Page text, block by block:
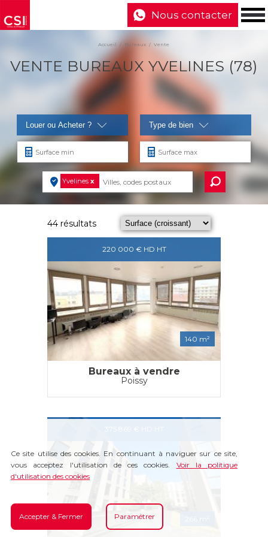
Nous contacter
Accueil Bureaux Vente
VENTE BUREAUX YVELINES (78)
Louer ou Acheter ? Type de bien
Yvelinesx
44 résultats
220 000 € HD HT
140 m²
Bureaux à vendre
Poissy
375 869 € HD HT
Ce site utilise des cookies. En continuant à naviguer sur ce site,
vous acceptez l'utilisation de ces cookies. Voir la politique
d'utilisation des cookies
Accepter & Fermer Paramétrer